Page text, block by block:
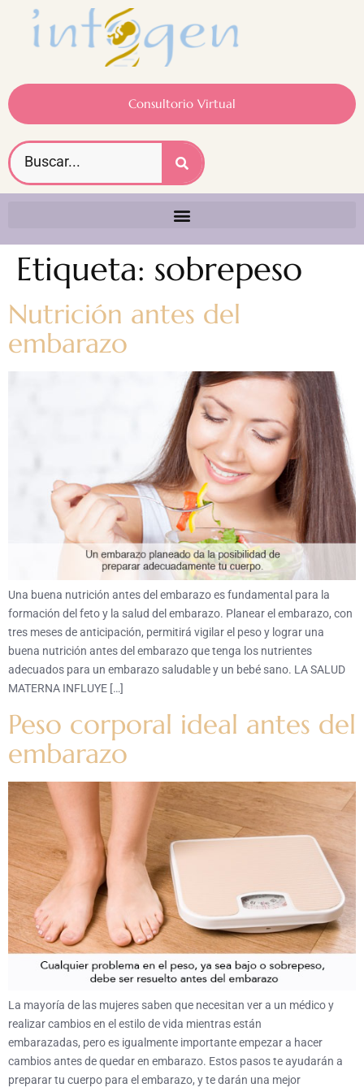
Consultorio Virtual
Etiqueta: sobrepeso
Nutrición antes del
embarazo
Una buena nutrición antes del embarazo es fundamental para la
formación del feto y la salud del embarazo. Planear el embarazo, con
tres meses de anticipación, permitirá vigilar el peso y lograr una
buena nutrición antes del embarazo que tenga los nutrientes
adecuados para un embarazo saludable y un bebé sano. LA SALUD
MATERNA INFLUYE […]
Peso corporal ideal antes del
embarazo
La mayoría de las mujeres saben que necesitan ver a un médico y
realizar cambios en el estilo de vida mientras están
embarazadas, pero es igualmente importante empezar a hacer
cambios antes de quedar en embarazo. Estos pasos te ayudarán a
preparar tu cuerpo para el embarazo, y te darán una mejor